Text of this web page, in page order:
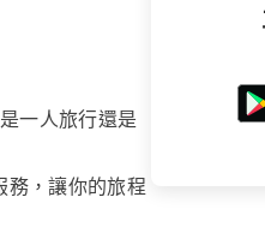
一人旅行還是
務，讓你的旅程